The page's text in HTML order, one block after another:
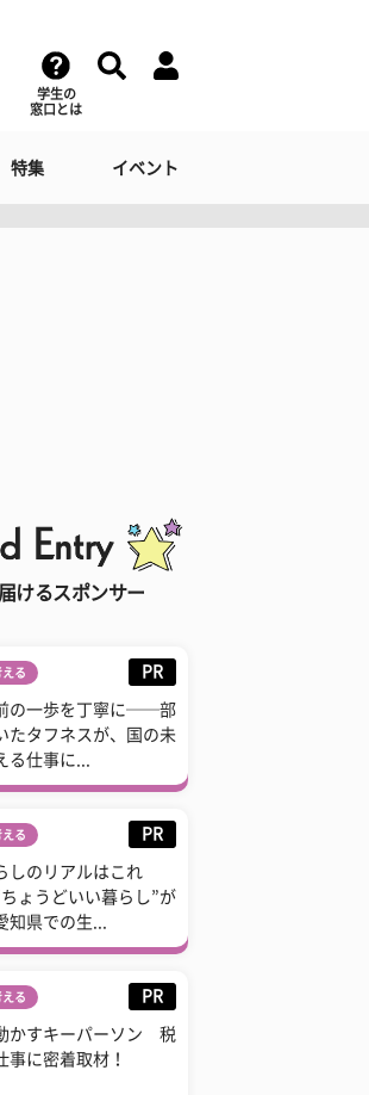
学生の
窓口とは
特集 イベント
けるスポンサー
る PR
の一歩を丁寧に──部
たタフネスが、国の未
る仕事に...
る PR
しのリアルはこれ
ょうどいい暮らし”が
知県での生...
る PR
かすキーパーソン 税
事に密着取材！